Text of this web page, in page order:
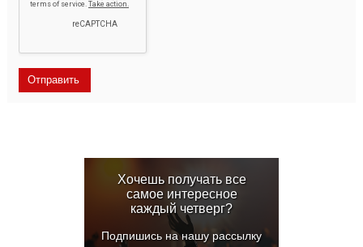
Хочешь получать все
самое интересное
каждый четверг?
Подпишись на нашу рассылку